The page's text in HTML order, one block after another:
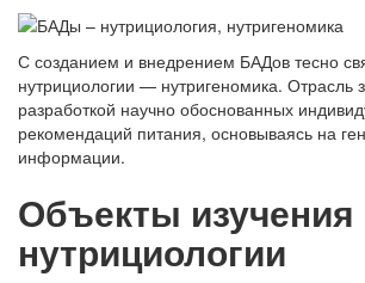
С созданием и внедрением БАДов тесно
нутрициологии — нутригеномика. Отрасль
разработкой научно обоснованных
рекомендаций питания, основываясь на
информации.
Объекты изучения
нутрициологии